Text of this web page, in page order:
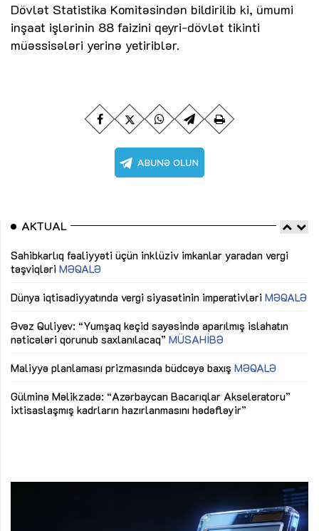
Dövlət Statistika Komitəsindən bildirilib ki, ümumi
inşaat işlərinin 88 faizini qeyri-dövlət tikinti
müəssisələri yerinə yetiriblər.
AKTUAL
Sahibkarlıq fəaliyyəti üçün inklüziv imkanlar yaradan vergi
təşviqləri MƏQALƏ
Dünya iqtisadiyyatında vergi siyasətinin imperativləri MƏQALƏ
Əvəz Quliyev: “Yumşaq keçid sayəsində aparılmış islahatın
nəticələri qorunub saxlanılacaq” MÜSAHİBƏ
Maliyyə planlaması prizmasında büdcəyə baxış MƏQALƏ
Gülminə Məlikzadə: “Azərbaycan Bacarıqlar Akseleratoru”
ixtisaslaşmış kadrların hazırlanmasını hədəfləyir”